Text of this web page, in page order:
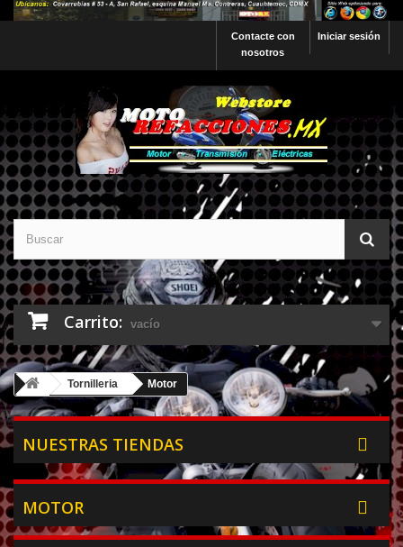
Iniciar sesión
Contacte con
nosotros
Carrito: vacío
Tornilleria Motor
NUESTRAS TIENDAS
MOTOR